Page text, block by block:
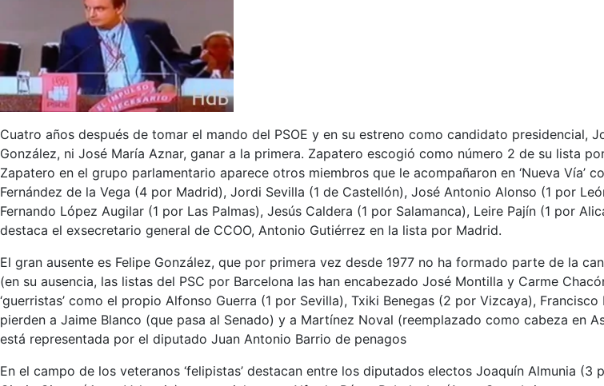
Cuatro años después de tomar el mando del PSOE y en su estreno como candidato presidencial,
González, ni José María Aznar, ganar a la primera. Zapatero escogió como número 2 de su lista
Zapatero en el grupo parlamentario aparece otros miembros que le acompañaron en ‘Nueva Vía’
Fernández de la Vega (4 por Madrid), Jordi Sevilla (1 de Castellón), José Antonio Alonso (1 por
Fernando López Augilar (1 por Las Palmas), Jesús Caldera (1 por Salamanca), Leire Pajín (1 por
destaca el exsecretario general de CCOO, Antonio Gutiérrez en la lista por Madrid.
El gran ausente es Felipe González, que por primera vez desde 1977 no ha formado parte de la
(en su ausencia, las listas del PSC por Barcelona las han encabezado José Montilla y Carme
‘guerristas’ como el propio Alfonso Guerra (1 por Sevilla), Txiki Benegas (2 por Vizcaya),
pierden a Jaime Blanco (que pasa al Senado) y a Martínez Noval (reemplazado como cabeza en
está representada por el diputado Juan Antonio Barrio de penagos
En el campo de los veteranos ‘felipistas’ destacan entre los diputados electos Joaquín Almunia